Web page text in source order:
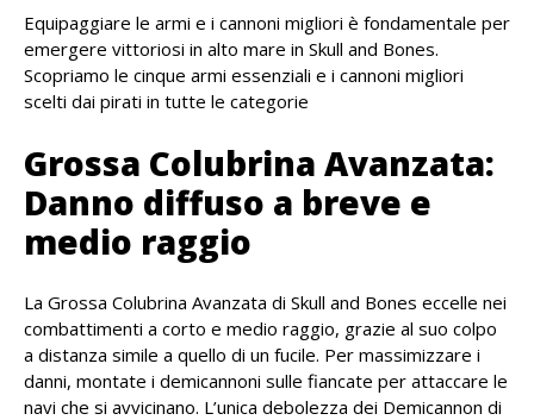
Equipaggiare le armi e i cannoni migliori è fondamentale per
emergere vittoriosi in alto mare in Skull and Bones.
Scopriamo le cinque armi essenziali e i cannoni migliori
scelti dai pirati in tutte le categorie
Grossa Colubrina Avanzata:
Danno diffuso a breve e
medio raggio
La Grossa Colubrina Avanzata di Skull and Bones eccelle nei
combattimenti a corto e medio raggio, grazie al suo colpo
a distanza simile a quello di un fucile. Per massimizzare i
danni, montate i demicannoni sulle fiancate per attaccare le
navi che si avvicinano. L’unica debolezza dei Demicannon di